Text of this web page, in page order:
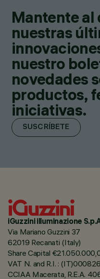
Mantente al
nuestras
nuestro
novedades
productos,
iniciativas.
SUSCRÍBETE
iGuzzini illuminazione
Via Mariano Guzzini 37
62019 Recanati (Italy)
Share Capital
VAT N. and R.I. :
CCIAA Macerata, R.E.A.